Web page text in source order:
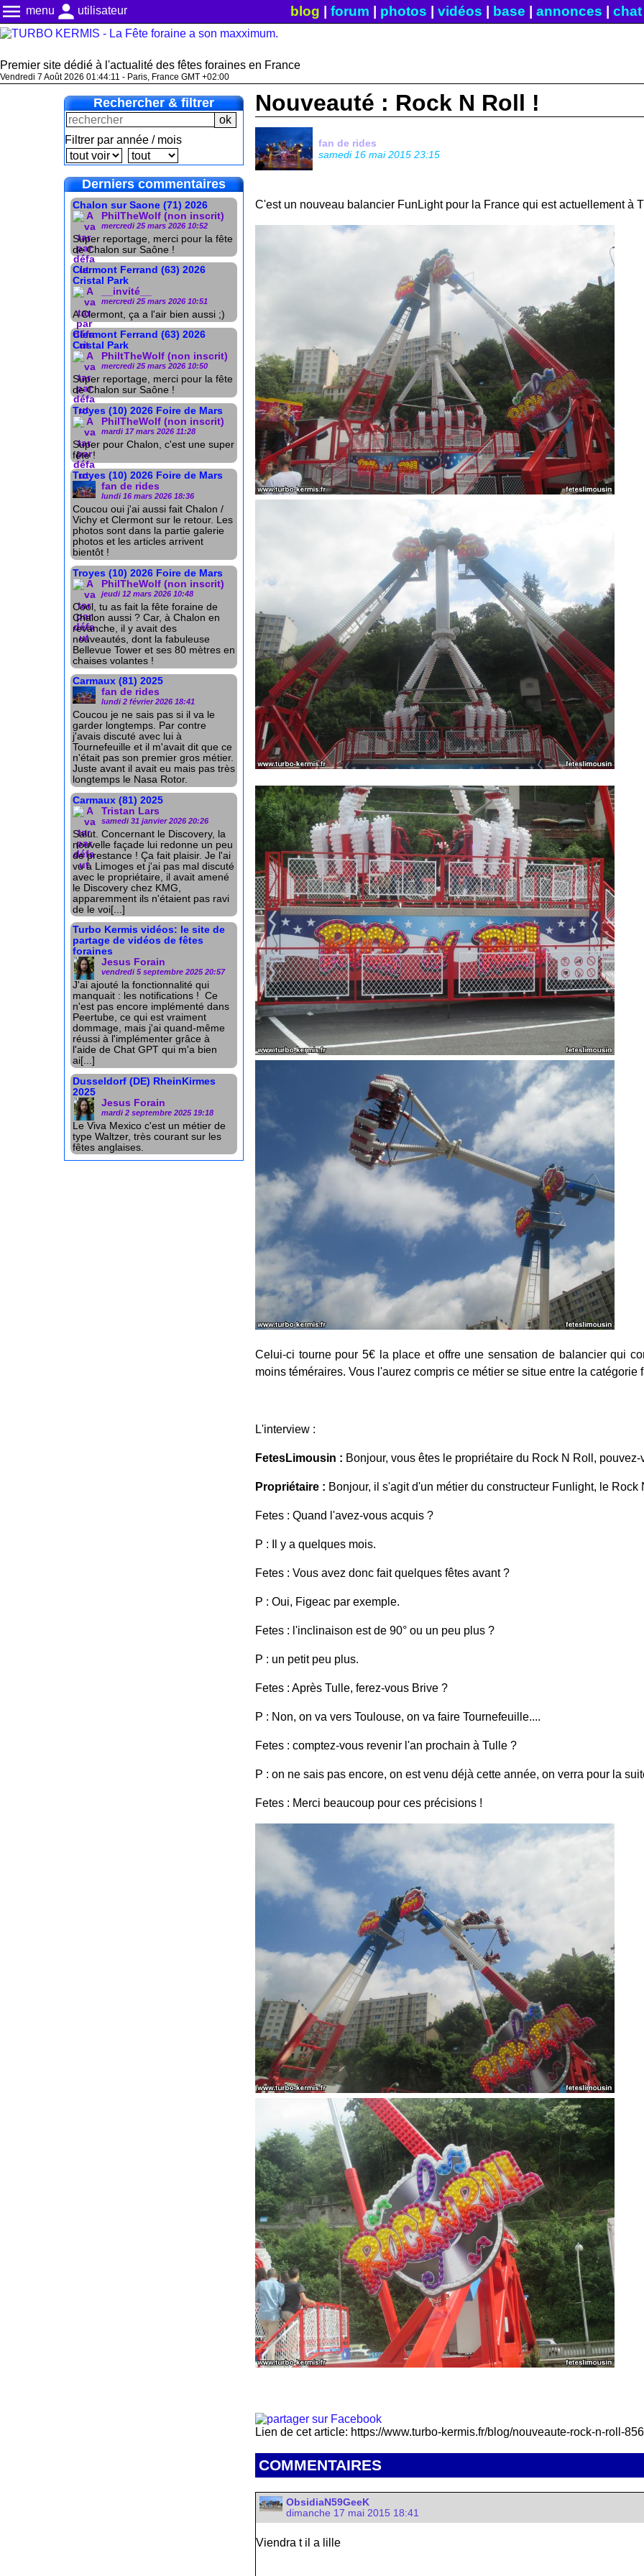
menu menu person utilisateur blog forum photos vidéos base annonces chat
Premier site dédié à l'actualité des fêtes foraines en France
Vendredi 7 Août 2026 01:44:13 - Paris, France GMT +02:00
Rechercher & filtrer
Filtrer par année / mois
Derniers commentaires
Chalon sur Saone (71) 2026
PhilTheWolf (non inscrit)
mercredi 25 mars 2026 10:52
Super reportage, merci pour la fête
de Chalon sur Saône !
Clermont Ferrand (63) 2026
Cristal Park
__invité__
mercredi 25 mars 2026 10:51
A Clermont, ça a l'air bien aussi ;)
Clermont Ferrand (63) 2026
Cristal Park
PhiltTheWolf (non inscrit)
mercredi 25 mars 2026 10:50
Super reportage, merci pour la fête
de Chalon sur Saône !
Troyes (10) 2026 Foire de Mars
PhilTheWolf (non inscrit)
mardi 17 mars 2026 11:28
Super pour Chalon, c'est une super
fête !
Troyes (10) 2026 Foire de Mars
fan de rides
lundi 16 mars 2026 18:36
Coucou oui j'ai aussi fait Chalon /
Vichy et Clermont sur le retour. Les
photos sont dans la partie galerie
photos et les articles arrivent
bientôt !
Troyes (10) 2026 Foire de Mars
PhilTheWolf (non inscrit)
jeudi 12 mars 2026 10:48
Cool, tu as fait la fête foraine de
Chalon aussi ? Car, à Chalon en
revanche, il y avait des
nouveautés, dont la fabuleuse
Bellevue Tower et ses 80 mètres en
chaises volantes !
Carmaux (81) 2025
fan de rides
lundi 2 février 2026 18:41
Coucou je ne sais pas si il va le
garder longtemps. Par contre
j'avais discuté avec lui à
Tournefeuille et il m'avait dit que ce
n'était pas son premier gros métier.
Juste avant il avait eu mais pas très
longtemps le Nasa Rotor.
Carmaux (81) 2025
Tristan Lars
samedi 31 janvier 2026 20:26
Salut. Concernant le Discovery, la
nouvelle façade lui redonne un peu
de prestance ! Ça fait plaisir. Je l'ai
vu à Limoges et j'ai pas mal discuté
avec le propriétaire, il avait amené
le Discovery chez KMG,
apparemment ils n'étaient pas ravi
de le voi[...]
Turbo Kermis vidéos: le site de
partage de vidéos de fêtes
foraines
Jesus Forain
vendredi 5 septembre 2025 20:57
J'ai ajouté la fonctionnalité qui
manquait : les notifications ! Ce
n'est pas encore implémenté dans
Peertube, ce qui est vraiment
dommage, mais j'ai quand-même
réussi à l'implémenter grâce à
l'aide de Chat GPT qui m'a bien
ai[...]
Dusseldorf (DE) RheinKirmes
2025
Jesus Forain
mardi 2 septembre 2025 19:18
Le Viva Mexico c'est un métier de
type Waltzer, très courant sur les
fêtes anglaises.
Nouveauté : Rock N Roll !
fan de rides
samedi 16 mai 2015 23:15
C'est un nouveau balancier FunLight pour la France qui est actuellement à
Celui-ci tourne pour 5€ la place et offre une sensation de balancier qui
moins téméraires. Vous l'aurez compris ce métier se situe entre la catégorie
L'interview :
FetesLimousin : Bonjour, vous êtes le propriétaire du Rock N Roll,
Propriétaire : Bonjour, il s'agit d'un métier du constructeur Funlight, le Rock
Fetes : Quand l'avez-vous acquis ?
P : Il y a quelques mois.
Fetes : Vous avez donc fait quelques fêtes avant ?
P : Oui, Figeac par exemple.
Fetes : l'inclinaison est de 90° ou un peu plus ?
P : un petit peu plus.
Fetes : Après Tulle, ferez-vous Brive ?
P : Non, on va vers Toulouse, on va faire Tournefeuille....
Fetes : comptez-vous revenir l'an prochain à Tulle ?
P : on ne sais pas encore, on est venu déjà cette année, on verra pour la
Fetes : Merci beaucoup pour ces précisions !
Lien de cet article: https://www.turbo-kermis.fr/blog/nouveaute-rock-n-roll-
COMMENTAIRES
ObsidiaN59GeeK
dimanche 17 mai 2015 18:41
Viendra t il a lille